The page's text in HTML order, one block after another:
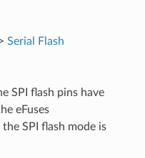
Serial Flash
SPI flash pins have
eFuses
SPI flash mode is